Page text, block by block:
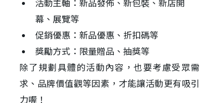
幕、展覽等
促銷優惠：新品優惠、折扣碼等
獎勵方式：限量贈品、抽獎等
除了規劃具體的活動內容，也要考慮受眾需
求、品牌價值觀等因素，才能讓活動更有吸引
力喔！